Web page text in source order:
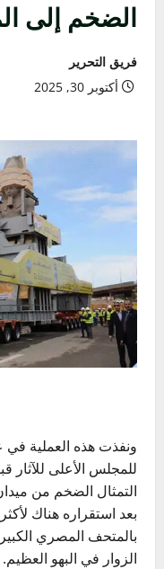
الضخم إلى
فريق التحرير
أكتوبر 30, 2025
للمجلس الأعلى للآثار
التمثال الضخم من
بعد استقراره هناك
بالمتحف المصري
الزوار في البهو العظيم.